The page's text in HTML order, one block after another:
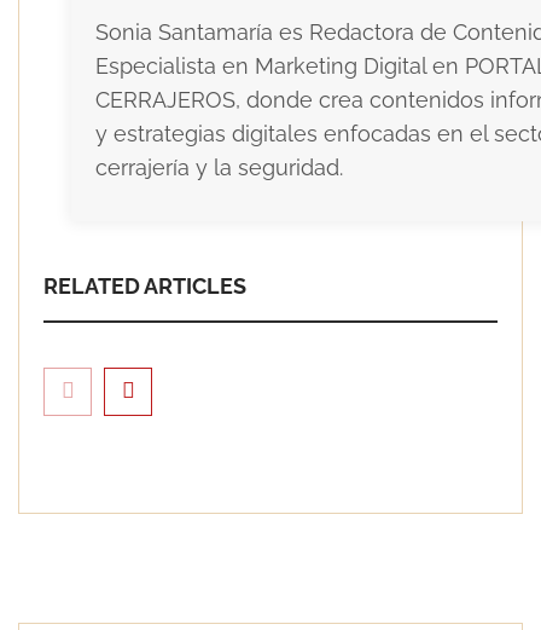
Sonia Santamaría es Redactora de
Especialista en Marketing Digital en
CERRAJEROS, donde crea contenidos
y estrategias digitales enfocadas en el
cerrajería y la seguridad.
RELATED ARTICLES